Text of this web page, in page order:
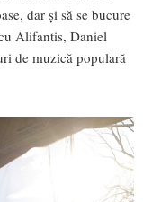
dar și să se bucure
Alifantis, Daniel
de muzică populară